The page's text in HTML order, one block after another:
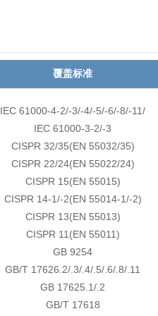
覆盖标准
IEC 61000-4-2/-3/-4/-5/-6/-8/-11/
IEC 61000-3-2/-3
CISPR 32/35(EN 55032/35)
CISPR 22/24(EN 55022/24)
CISPR 15(EN 55015)
CISPR 14-1/-2(EN 55014-1/-2)
CISPR 13(EN 55013)
CISPR 11(EN 55011)
GB 9254
GB/T 17626.2/.3/.4/.5/.6/.8/.11
GB 17625.1/.2
GB/T 17618